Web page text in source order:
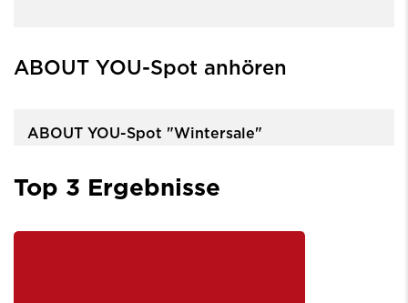
ABOUT YOU-Spot anhören
ABOUT YOU-Spot "Wintersale"
Top 3 Ergebnisse